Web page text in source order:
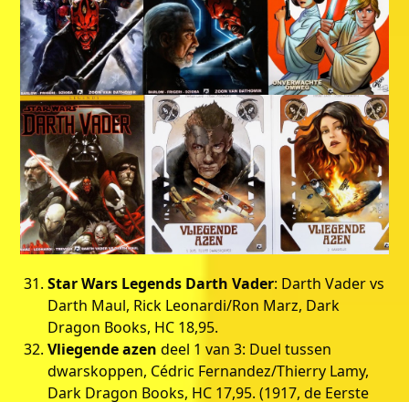
Star Wars Legends Darth Vader: Darth Vader vs
Darth Maul, Rick Leonardi/Ron Marz, Dark
Dragon Books, HC 18,95.
Vliegende azen deel 1 van 3: Duel tussen
dwarskoppen, Cédric Fernandez/Thierry Lamy,
Dark Dragon Books, HC 17,95. (1917, de Eerste